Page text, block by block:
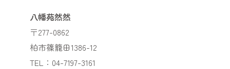
八幡苑然然
〒277-0862
柏市篠籠田1386-12
TEL：04-7197-3161